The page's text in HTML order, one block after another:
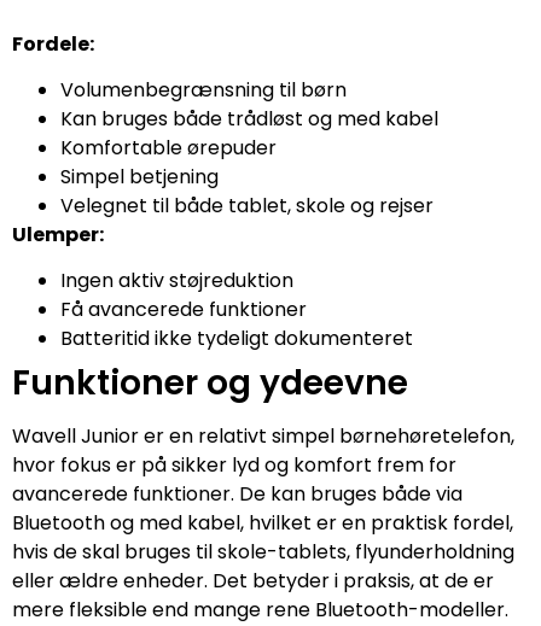
Fordele:
Volumenbegrænsning til børn
Kan bruges både trådløst og med kabel
Komfortable ørepuder
Simpel betjening
Velegnet til både tablet, skole og rejser
Ulemper:
Ingen aktiv støjreduktion
Få avancerede funktioner
Batteritid ikke tydeligt dokumenteret
Funktioner og ydeevne
Wavell Junior er en relativt simpel børnehøretelefon,
hvor fokus er på sikker lyd og komfort frem for
avancerede funktioner. De kan bruges både via
Bluetooth og med kabel, hvilket er en praktisk fordel,
hvis de skal bruges til skole-tablets, flyunderholdning
eller ældre enheder. Det betyder i praksis, at de er
mere fleksible end mange rene Bluetooth-modeller.